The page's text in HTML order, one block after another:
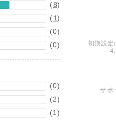
(8)
(1)
(0)
(0)
(0)
(2)
(1)